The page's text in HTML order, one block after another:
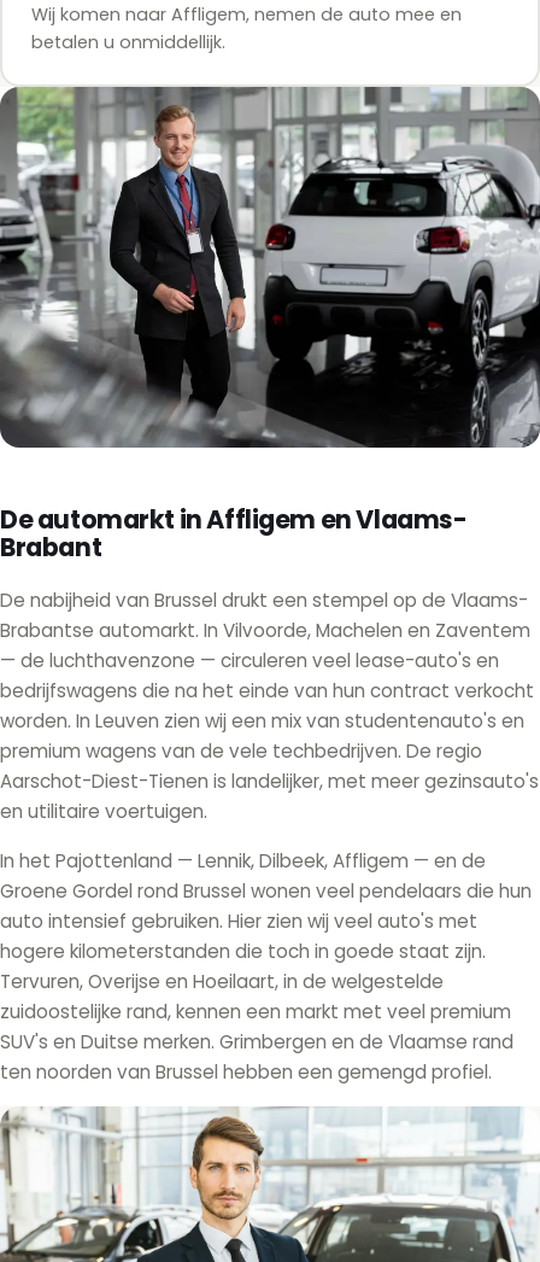
Wij komen naar Affligem, nemen de auto mee en
betalen u onmiddellijk.
De automarkt in Affligem en Vlaams-
Brabant
De nabijheid van Brussel drukt een stempel op de Vlaams-
Brabantse automarkt. In Vilvoorde, Machelen en Zaventem
— de luchthavenzone — circuleren veel lease-auto's en
bedrijfswagens die na het einde van hun contract verkocht
worden. In Leuven zien wij een mix van studentenauto's en
premium wagens van de vele techbedrijven. De regio
Aarschot-Diest-Tienen is landelijker, met meer gezinsauto's
en utilitaire voertuigen.
In het Pajottenland — Lennik, Dilbeek, Affligem — en de
Groene Gordel rond Brussel wonen veel pendelaars die hun
auto intensief gebruiken. Hier zien wij veel auto's met
hogere kilometerstanden die toch in goede staat zijn.
Tervuren, Overijse en Hoeilaart, in de welgestelde
zuidoostelijke rand, kennen een markt met veel premium
SUV's en Duitse merken. Grimbergen en de Vlaamse rand
ten noorden van Brussel hebben een gemengd profiel.